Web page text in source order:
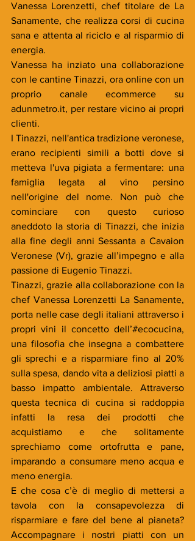
Vanessa Lorenzetti, chef titolare de La
Sanamente, che realizza corsi di cucina
sana e attenta al riciclo e al risparmio di
energia.
Vanessa ha inziato una collaborazione
con le cantine Tinazzi, ora online con un
proprio canale ecommerce su
adunmetro.it, per restare vicino ai propri
clienti.
I Tinazzi, nell'antica tradizione veronese,
erano recipienti simili a botti dove si
metteva l'uva pigiata a fermentare: una
famiglia legata al vino persino
nell'origine del nome. Non può che
cominciare con questo curioso
aneddoto la storia di Tinazzi, che inizia
alla fine degli anni Sessanta a Cavaion
Veronese (Vr), grazie all’impegno e alla
passione di Eugenio Tinazzi.
Tinazzi, grazie alla collaborazione con la
chef Vanessa Lorenzetti La Sanamente,
porta nelle case degli italiani attraverso i
propri vini il concetto dell’#ecocucina,
una filosofia che insegna a combattere
gli sprechi e a risparmiare fino al 20%
sulla spesa, dando vita a deliziosi piatti a
basso impatto ambientale. Attraverso
questa tecnica di cucina si raddoppia
infatti la resa dei prodotti che
acquistiamo e che solitamente
sprechiamo come ortofrutta e pane,
imparando a consumare meno acqua e
meno energia.
E che cosa c’è di meglio di mettersi a
tavola con la consapevolezza di
risparmiare e fare del bene al pianeta?
Accompagnare i nostri piatti con un